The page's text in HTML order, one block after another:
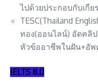
ไปด้วยประกอบกับเกี
TESC(Thailand
ทอง(ออนไลน์) อัดคลิ
หัวข้ออาชีพในฝัน+อัพ
IELTS 8.0